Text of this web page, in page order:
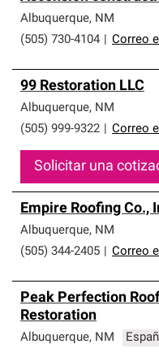
Albuquerque, NM
(505) 730-4104
Correo
99 Restoration LLC
Albuquerque, NM
(505) 999-9322
Correo
Solicitar una
Empire Roofing Co.,
Albuquerque, NM
(505) 344-2405
Correo
Peak Perfection
Restoration
Albuquerque, NM